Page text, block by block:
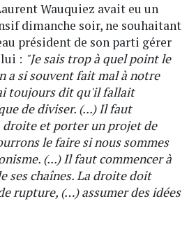
Wauquiez avait eu un
dimanche soir, ne souhaitant
président de son parti gérer
: "Je sais trop à quel point le
a si souvent fait mal à notre
toujours dit qu'il fallait
de diviser. (...)Il faut
et porter un projet de
le faire si nous sommes
(...) Il faut commencer à
ses chaînes. La droite doit
rupture, (…) assumer des idées